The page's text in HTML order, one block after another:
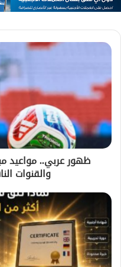
ظهور عربي.. مواعيد
والقنوات